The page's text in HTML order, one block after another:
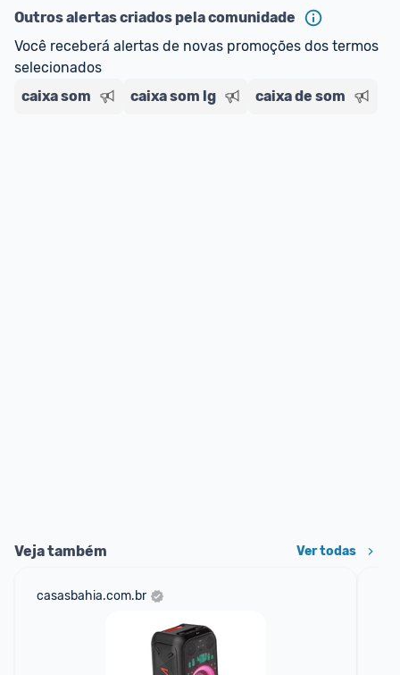
Outros alertas criados pela comunidade
Você receberá alertas de novas promoções dos termos
selecionados
caixa som
caixa som lg caixa de som
Veja também Ver todas
casasbahia.com.br